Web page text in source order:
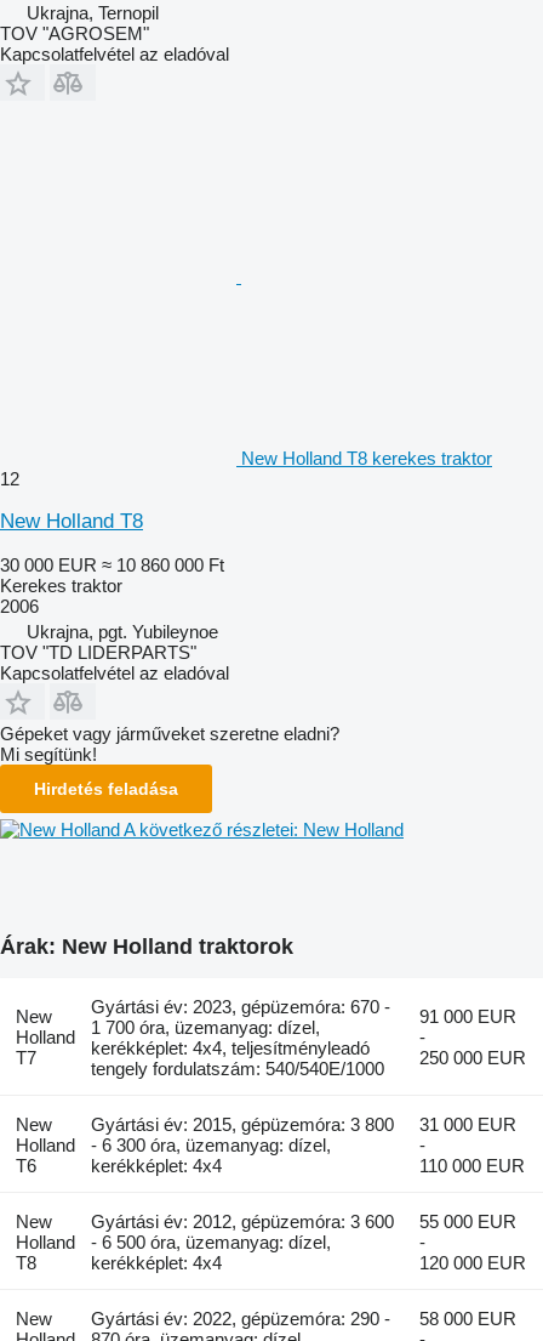
Ukrajna, Ternopil
TOV "AGROSEM"
Kapcsolatfelvétel az eladóval
New Holland T8 kerekes traktor
12
New Holland T8
30 000 EUR ≈ 10 860 000 Ft
Kerekes traktor
2006
Ukrajna, pgt. Yubileynoe
TOV "TD LIDERPARTS"
Kapcsolatfelvétel az eladóval
Gépeket vagy járműveket szeretne eladni?
Mi segítünk!
Hirdetés feladása
A következő részletei: New Holland
Árak: New Holland traktorok
New
Holland
T7
Gyártási év: 2023, gépüzemóra: 670 -
1 700 óra, üzemanyag: dízel,
kerékképlet: 4x4, teljesítményleadó
tengely fordulatszám: 540/540E/1000
91 000 EUR
-
250 000 EUR
New
Holland
T6
Gyártási év: 2015, gépüzemóra: 3 800
- 6 300 óra, üzemanyag: dízel,
kerékképlet: 4x4
31 000 EUR
-
110 000 EUR
New
Holland
T8
Gyártási év: 2012, gépüzemóra: 3 600
- 6 500 óra, üzemanyag: dízel,
kerékképlet: 4x4
55 000 EUR
-
120 000 EUR
New
Gyártási év: 2022, gépüzemóra: 290 -
58 000 EUR